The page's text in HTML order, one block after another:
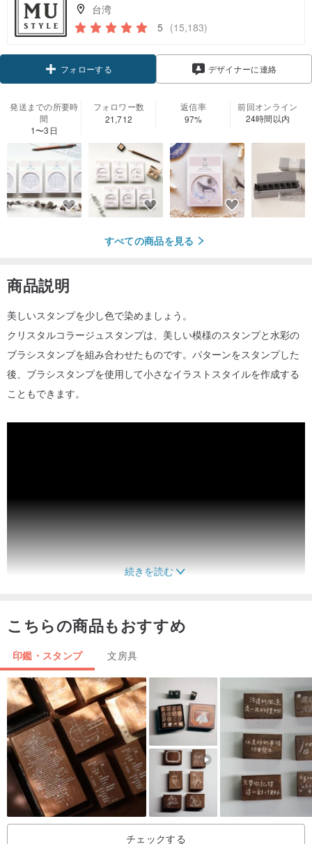
台湾
5 (15,183)
フォローする デザイナーに連絡
発送までの所要時
間
1〜3日
フォロワー数
21,712
返信率
97%
前回オンライン
24時間以内
すべての商品を見る
商品説明
美しいスタンプを少し色で染めましょう。
クリスタルコラージュスタンプは、美しい模様のスタンプと水彩の
ブラシスタンプを組み合わせたものです。パターンをスタンプした
後、ブラシスタンプを使用して小さなイラストスタイルを作成する
こともできます。
■使用方法：
続きを読む
こちらの商品もおすすめ
印鑑・スタンプ 文房具
チェックする